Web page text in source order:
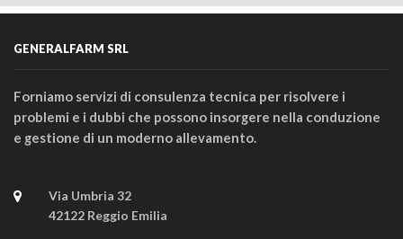
GENERALFARM SRL
Forniamo servizi di consulenza tecnica per risolvere i
problemi e i dubbi che possono insorgere nella conduzione
e gestione di un moderno allevamento.
Via Umbria 32
42122 Reggio Emilia